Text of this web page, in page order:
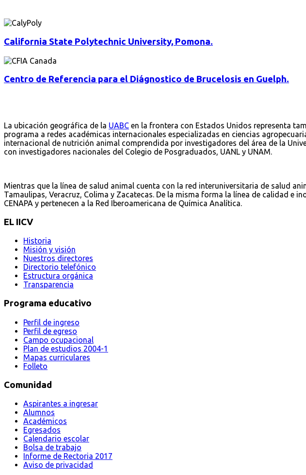
California State Polytechnic University, Pomona.
Centro de Referencia para el Diágnostico de Brucelosis en Guelph.
La ubicación geográfica de la UABC en la frontera con Estados Unidos representa
programa a redes académicas internacionales especializadas en ciencias
internacional de nutrición animal comprendida por investigadores del área de la
con investigadores nacionales del Colegio de Posgraduados, UANL y UNAM.
Mientras que la línea de salud animal cuenta con la red interuniversitaria de salud
Tamaulipas, Veracruz, Colima y Zacatecas. De la misma forma la línea de calidad e
CENAPA y pertenecen a la Red Iberoamericana de Química Analítica.
EL IICV
Historia
Misión y visión
Nuestros directores
Directorio telefónico
Estructura orgánica
Transparencia
Programa educativo
Perfil de ingreso
Perfil de egreso
Campo ocupacional
Plan de estudios 2004-1
Mapas curriculares
Folleto
Comunidad
Aspirantes a ingresar
Alumnos
Académicos
Egresados
Calendario escolar
Bolsa de trabajo
Informe de Rectoria 2017
Aviso de privacidad